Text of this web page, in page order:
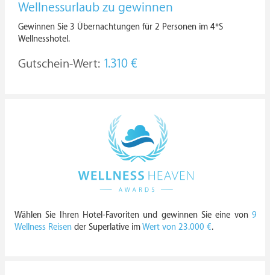
Wellnessurlaub zu gewinnen
Gewinnen Sie 3 Übernachtungen für 2 Personen im 4*S
Wellnesshotel.
Gutschein-Wert: 1.310 €
Wählen Sie Ihren Hotel-Favoriten und gewinnen Sie eine von 9
Wellness Reisen der Superlative imWert von 23.000 €.